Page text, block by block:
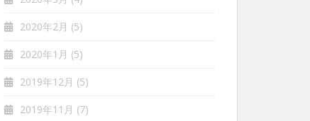
2020年2月 (5)
2020年1月 (5)
2019年12月 (5)
2019年11月 (7)